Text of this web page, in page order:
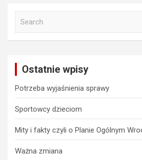
Ostatnie wpisy
Potrzeba wyjaśnienia sprawy
Sportowcy dzieciom
Mity i fakty czyli o Planie Ogólnym
Ważna zmiana